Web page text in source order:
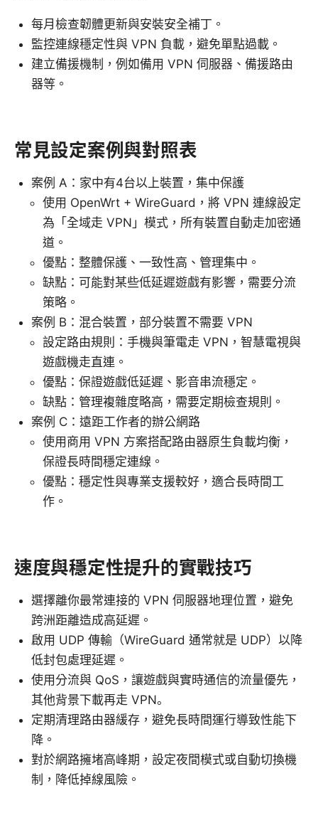
每月檢查韌體更新與安裝安全補丁。
監控連線穩定性與 VPN 負載，避免單點過載。
建立備援機制，例如備用 VPN 伺服器、備援路由
器等。
常見設定案例與對照表
案例 A：家中有4台以上裝置，集中保護
使用 OpenWrt + WireGuard，將 VPN 連線設定
為「全域走 VPN」模式，所有裝置自動走加密通
道。
優點：整體保護、一致性高、管理集中。
缺點：可能對某些低延遲遊戲有影響，需要分流
策略。
案例 B：混合裝置，部分裝置不需要 VPN
設定路由規則：手機與筆電走 VPN，智慧電視與
遊戲機走直連。
優點：保證遊戲低延遲、影音串流穩定。
缺點：管理複雜度略高，需要定期檢查規則。
案例 C：遠距工作者的辦公網路
使用商用 VPN 方案搭配路由器原生負載均衡，
保證長時間穩定連線。
優點：穩定性與專業支援較好，適合長時間工
作。
速度與穩定性提升的實戰技巧
選擇離你最常連接的 VPN 伺服器地理位置，避免
跨洲距離造成高延遲。
啟用 UDP 傳輸（WireGuard 通常就是 UDP）以降
低封包處理延遲。
使用分流與 QoS，讓遊戲與實時通信的流量優先，
其他背景下載再走 VPN。
定期清理路由器緩存，避免長時間運行導致性能下
降。
對於網路擁堵高峰期，設定夜間模式或自動切換機
制，降低掉線風險。